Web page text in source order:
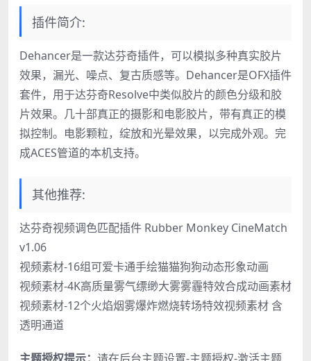
插件简介:
Dehancer是一款达芬奇插件，可以模拟多种真实胶片
效果，漏光、噪点、复古质感等。Dehancer是OFX插件
套件，用于达芬奇Resolve中类似胶片的颜色分级和胶
片效果。几十部真正的摄影和电影胶片，带有真正的模
拟控制。电影颗粒，绽放和光晕效果，以完成外观。完
成ACES管道的本机支持。
其他推荐:
达芬奇视频调色匹配插件 Rubber Monkey CineMatch
v1.06
视频素材-16组可爱卡通手绘猫猫狗狗动态形象动画
视频素材-4K高质量雾气缥缈大雾雾霾特效合成动画素材
视频素材-12个火焰烟雾爆炸燃烧转场特效视频素材 含
透明通道